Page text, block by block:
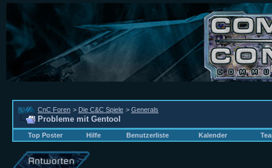
CnC Foren > Die C&C Spiele > Generals
Probleme mit Gentool
Top Poster Hilfe Benutzerliste Kalender